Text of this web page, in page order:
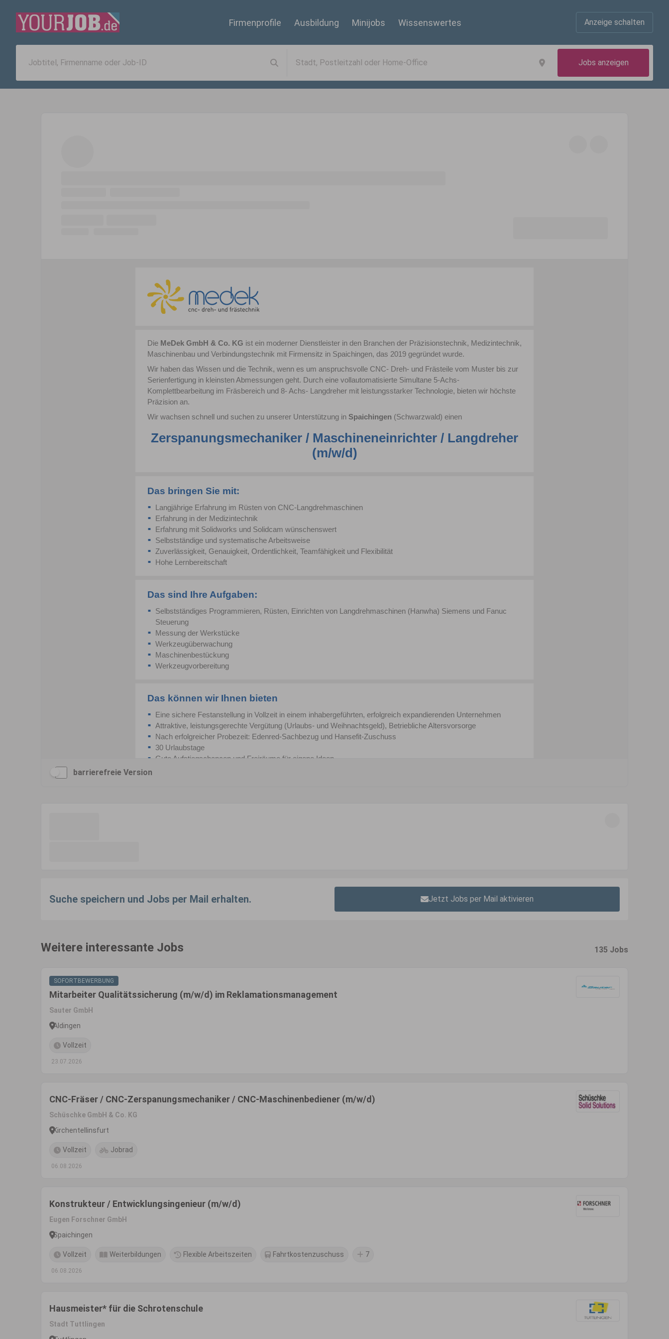
Firmenprofile Ausbildung Minijobs Wissenswertes Anzeige schalten
Jobs anzeigen
barrierefreie Version
Suche speichern und Jobs per Mail erhalten. Jetzt Jobs per Mail aktivieren
Weitere interessante Jobs 135 Jobs
SOFORTBEWERBUNG
Mitarbeiter Qualitätssicherung (m/w/d) im Reklamationsmanagement
Sauter GmbH
Aldingen
Vollzeit
23.07.2026
CNC-Fräser / CNC-Zerspanungsmechaniker / CNC-Maschinenbediener (m/w/d)
Schüschke GmbH & Co. KG
Kirchentellinsfurt
Vollzeit Jobrad
06.08.2026
Konstrukteur / Entwicklungsingenieur (m/w/d)
Eugen Forschner GmbH
Spaichingen
Vollzeit Weiterbildungen Flexible Arbeitszeiten Fahrtkostenzuschuss 7
06.08.2026
Hausmeister* für die Schrotenschule
Stadt Tuttlingen